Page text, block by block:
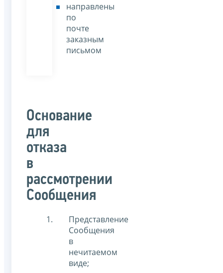
направлены
по
почте
заказным
письмом
Основание
для
отказа
в
рассмотрении
Сообщения
Представление
Сообщения
в
нечитаемом
виде;